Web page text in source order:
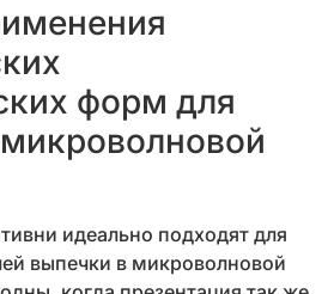
форм для
идеально подходят для
выпечки в микроволновой